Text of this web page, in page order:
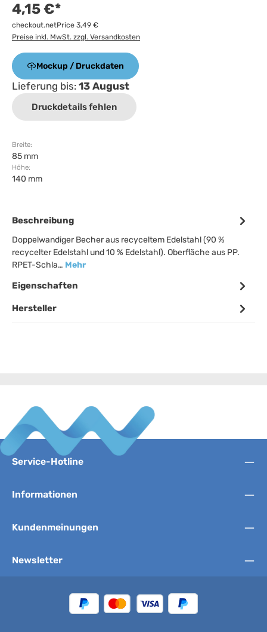
4,15 €*
checkout.netPrice 3,49 €
Preise inkl. MwSt. zzgl. Versandkosten
Mockup / Druckdaten
Lieferung bis: 13 August
Druckdetails fehlen
Breite:
85 mm
Höhe:
140 mm
Beschreibung
Doppelwandiger Becher aus recyceltem Edelstahl (90 %
recycelter Edelstahl und 10 % Edelstahl). Oberfläche aus PP.
RPET-Schla… Mehr
Eigenschaften
Hersteller
Service-Hotline
Informationen
Kundenmeinungen
Newsletter